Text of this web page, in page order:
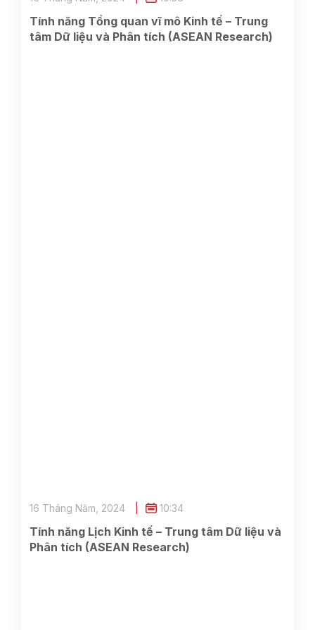
Tính năng Tổng quan vĩ mô Kinh tế – Trung
tâm Dữ liệu và Phân tích (ASEAN Research)
Tính năng Lịch Kinh tế – Trung tâm Dữ liệu và
Phân tích (ASEAN Research)
16 Tháng Năm, 2024 10:34